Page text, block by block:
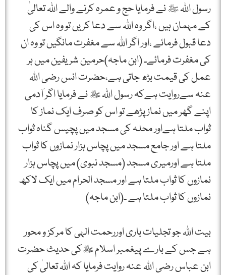
رسول اللہ ﷺ نے فرمایا حج و عمرہ کرنے والے اللہ تعالیٰ
کے مہمان ہیں ،اگر وہ اللہ سے دعا کریں تو وہ اس کی
دعا قبول فرمائے ،اور اگر اللہ سے مغفرت مانگیں تو وہ ان
کی مغفرت فرمائے۔ (ابن ماجہ)حرمین شریفین میں ہر
عمل کی قیمت بڑھ جاتی ہے،حضرت انس رضی اللہ
عنہ سےروایت ہےکہ رسول اللہ ﷺ نے فرمایا اگر آدمی
اپنے گھر میں نماز پڑھے تو اس کو صرف ایک نماز کا
ثواب ملتا ہےاور محلہ کی مسجد میں پچیس گناہ ثواب
ملتا ہے اور جامع مسجد میں پچاس ہزار نمازوں کا ثواب
ملتا ہے اورمیری مسجد (مسجد نبوی) میں پچاس ہزار
نمازوں کا ثواب ملتا ہے اور مسجد الحرام میں ایک لاکھ
نمازوں کا ثواب ملتا ہے ۔(ابن ماجہ)
بیت اللہ جو تجلیات باری اوررحمت الہی کا مرکز و محور
ہے جس کے بارے پیغمبر اسلام ﷺکی حدیث حضرت
ابن عباس رضی اللہ عنہ روایت فرمایا کہ اللہ تعالیٰ کی